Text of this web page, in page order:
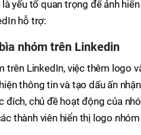
là yếu tố quan trọng để ảnh
hỗ trợ:
nhóm trên Linkedin
trên LinkedIn, việc thêm logo
thông tin và tạo dấu ấn
đích, chủ đề hoạt động của
thành viên hiển thị logo